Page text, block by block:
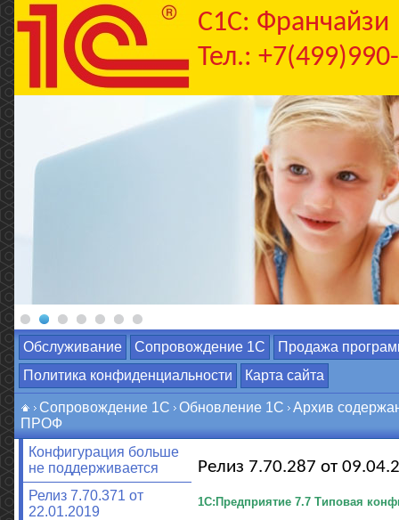
C1С: Франчайзи
Тел.:
Обслуживание Сопровождение 1С
Продажа
Политика конфиденциальности
Карта сайта
Сопровождение 1С Обновление 1С
Архив
ПРОФ
Конфигурация больше
не поддерживается
Релиз 7.70.371 от
22.01.2019
Релиз 7.70.287 от
1С:Предприятие 7.7 Типовая